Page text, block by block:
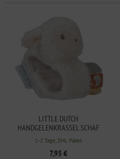
LITTLE DUTCH
HANDGELENKRASSEL SCHAF
LITTLE FARM
1-2 Tage, DHL Paket
7,95 €